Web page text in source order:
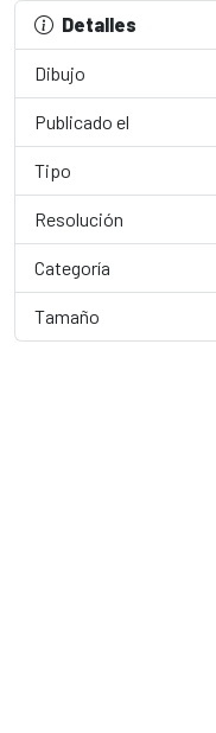
Detalles
Dibujo
Publicado el
Tipo
Resolución
Categoría
Tamaño